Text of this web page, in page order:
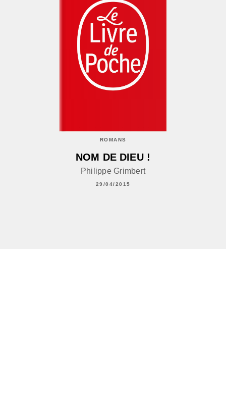
ROMANS
NOM DE DIEU !
Philippe Grimbert
29/04/2015